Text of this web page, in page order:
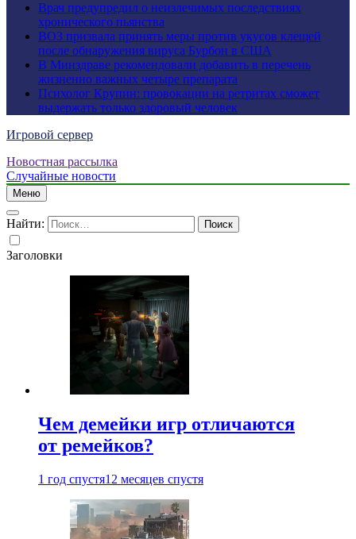
Врач предупредил о неизлечимых последствиях
хронического пьянства
ВОЗ призвала принять меры против укусов клещей
после обнаружения вируса Бурбон в США
В Минздраве рекомендовали добавить в перечень
жизненно важных четыре препарата
Психолог Крупин: провокации на ретритах сможет
выдержать только здоровый человек
Игровой сервер
Новостная рассылка
Случайные новости
Меню
Найти:
Заголовки
Чем демейки игр отличаются
от ремейков?
1 год спустя12 месяцев спустя